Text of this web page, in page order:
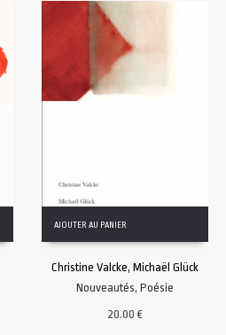
AJOUTER AU PANIER
Christine Valcke, Michaël Glück
Nouveautés,Poésie
20.00€